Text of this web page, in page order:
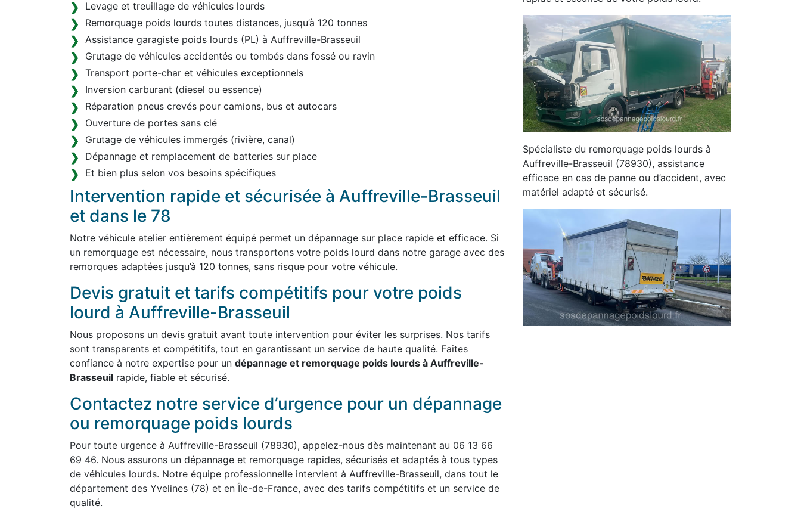
Levage et treuillage de véhicules lourds
Remorquage poids lourds toutes distances, jusqu’à 120 tonnes
Assistance garagiste poids lourds (PL) à Auffreville-Brasseuil
Grutage de véhicules accidentés ou tombés dans fossé ou ravin
Transport porte-char et véhicules exceptionnels
Inversion carburant (diesel ou essence)
Réparation pneus crevés pour camions, bus et autocars
Ouverture de portes sans clé
Grutage de véhicules immergés (rivière, canal)
Dépannage et remplacement de batteries sur place
Et bien plus selon vos besoins spécifiques
Intervention rapide et sécurisée à Auffreville-Brasseuil
et dans le 78
Notre véhicule atelier entièrement équipé permet un dépannage sur place rapide et efficace. Si
un remorquage est nécessaire, nous transportons votre poids lourd dans notre garage avec des
remorques adaptées jusqu’à 120 tonnes, sans risque pour votre véhicule.
Devis gratuit et tarifs compétitifs pour votre poids
lourd à Auffreville-Brasseuil
Nous proposons un devis gratuit avant toute intervention pour éviter les surprises. Nos tarifs
sont transparents et compétitifs, tout en garantissant un service de haute qualité. Faites
confiance à notre expertise pour un dépannage et remorquage poids lourds à Auffreville-
Brasseuil rapide, fiable et sécurisé.
Contactez notre service d’urgence pour un dépannage
ou remorquage poids lourds
Pour toute urgence à Auffreville-Brasseuil (78930), appelez-nous dès maintenant au 06 13 66
69 46. Nous assurons un dépannage et remorquage rapides, sécurisés et adaptés à tous types
de véhicules lourds. Notre équipe professionnelle intervient à Auffreville-Brasseuil, dans tout le
département des Yvelines (78) et en Île-de-France, avec des tarifs compétitifs et un service de
qualité.
Spécialiste du remorquage poids lourds à
Auffreville-Brasseuil (78930), assistance
efficace en cas de panne ou d’accident, avec
matériel adapté et sécurisé.